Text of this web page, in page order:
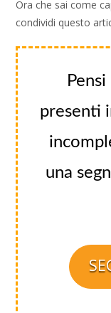
Ora che sai come
condividi questo
presenti
una